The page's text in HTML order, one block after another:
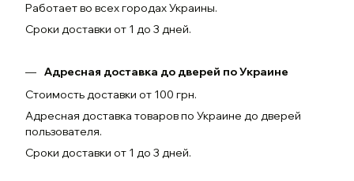
Работает во всех городах Украины.
Сроки доставки от 1 до 3 дней.
Адресная доставка до дверей по Украине
Стоимость доставки от 100 грн.
Адресная доставка товаров по Украине до дверей
пользователя.
Сроки доставки от 1 до 3 дней.